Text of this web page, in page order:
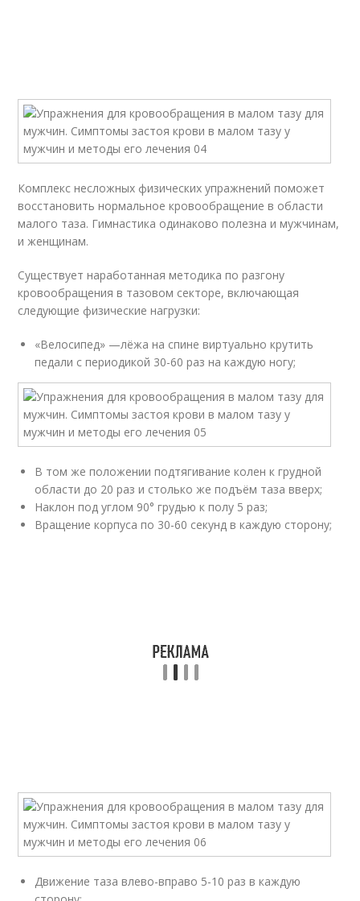
Комплекс несложных физических упражнений поможет
восстановить нормальное кровообращение в области
малого таза. Гимнастика одинаково полезна и мужчинам,
и женщинам.
Существует наработанная методика по разгону
кровообращения в тазовом секторе, включающая
следующие физические нагрузки:
«Велосипед» —лёжа на спине виртуально крутить
педали с периодикой 30-60 раз на каждую ногу;
В том же положении подтягивание колен к грудной
области до 20 раз и столько же подъём таза вверх;
Наклон под углом 90° грудью к полу 5 раз;
Вращение корпуса по 30-60 секунд в каждую сторону;
Движение таза влево-вправо 5-10 раз в каждую